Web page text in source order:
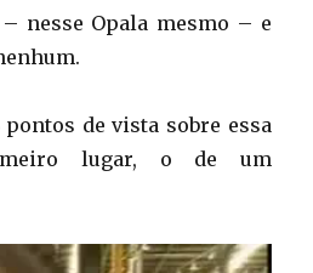
nesse Opala mesmo – e
pontos de vista sobre essa
lugar, o de um
Tocador